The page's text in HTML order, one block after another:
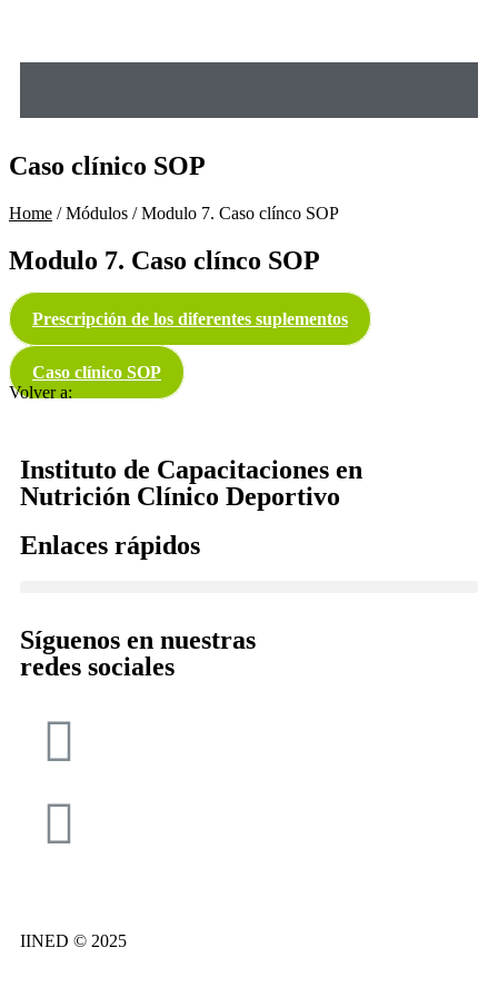
Caso clínico SOP
Home / Módulos / Modulo 7. Caso clínco SOP
Modulo 7. Caso clínco SOP
Prescripción de los diferentes suplementos
Caso clínico SOP
Volver a:
Instituto de Capacitaciones en
Nutrición Clínico Deportivo
Enlaces rápidos
Síguenos en nuestras
redes sociales
IINED © 2025